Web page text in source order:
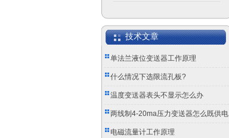
技术文章
单法兰液位变送器工作原理
什么情况下选限流孔板?
温度变送器表头不显示怎么办
两线制4-20ma压力变送器怎么既供电
又传信号？
电磁流量计工作原理